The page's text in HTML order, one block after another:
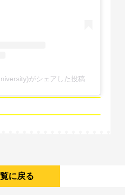
がシェアした投稿
に戻る